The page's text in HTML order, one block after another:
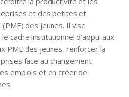
et des petites et
des jeunes. Il vise
cadre institutionnel d’appui aux
PME des jeunes, renforcer la
face au changement
emplois et en créer de